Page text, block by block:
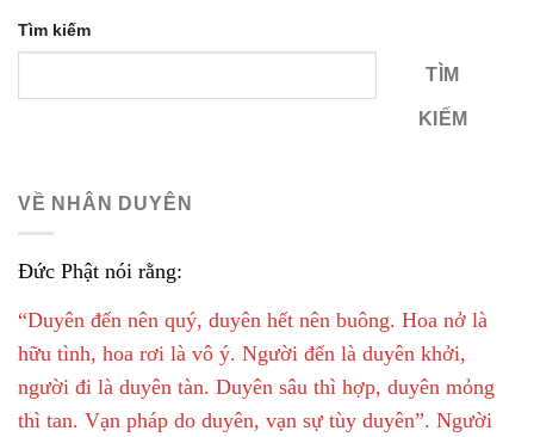
Tìm kiếm
TÌM
KIẾM
VỀ NHÂN DUYÊN
Đức Phật nói rằng:
“Duyên đến nên quý, duyên hết nên buông. Hoa nở là
hữu tình, hoa rơi là vô ý. Người đến là duyên khởi,
người đi là duyên tàn. Duyên sâu thì hợp, duyên mỏng
thì tan. Vạn pháp do duyên, vạn sự tùy duyên”. Người